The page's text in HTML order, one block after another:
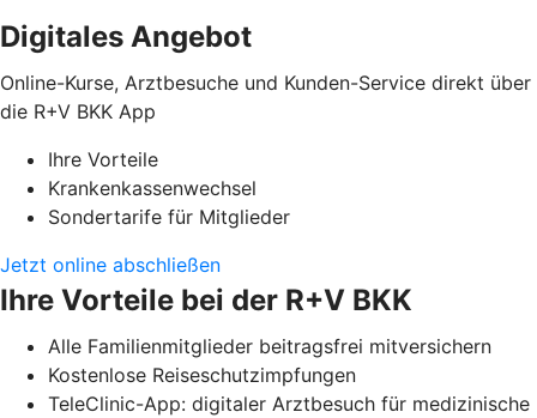
Digitales Angebot
Online-Kurse, Arztbesuche und Kunden-Service direkt über
die R+V BKK App
Ihre Vorteile
Krankenkassenwechsel
Sondertarife für Mitglieder
Jetzt online abschließen
Ihre Vorteile bei der R+V BKK
Alle Familienmitglieder beitragsfrei mitversichern
Kostenlose Reiseschutzimpfungen
TeleClinic-App: digitaler Arztbesuch für medizinische